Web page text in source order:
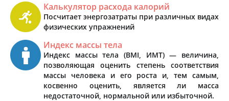
Калькулятор расхода калорий
Посчитает энергозатраты при различных видах
физических упражнений
Индекс массы тела
Индекс массы тела (BMI, ИМТ) — величина,
позволяющая оценить степень соответствия
массы человека и его роста и, тем самым,
косвенно оценить, является ли масса
недостаточной, нормальной или избыточной.